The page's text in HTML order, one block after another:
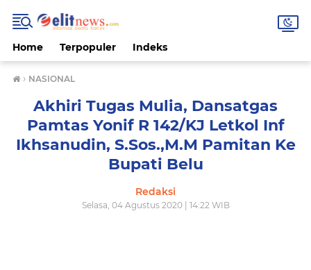
Home Terpopuler Indeks
› NASIONAL
Akhiri Tugas Mulia, Dansatgas
Pamtas Yonif R 142/KJ Letkol Inf
Ikhsanudin, S.Sos.,M.M Pamitan Ke
Bupati Belu
Redaksi
Selasa, 04 Agustus 2020 | 14:22 WIB